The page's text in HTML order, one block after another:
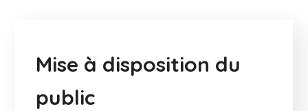
Mise à disposition du
public